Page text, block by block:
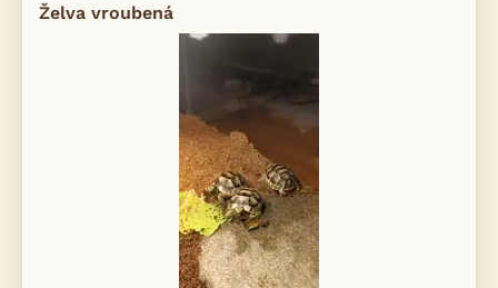
Želva vroubená